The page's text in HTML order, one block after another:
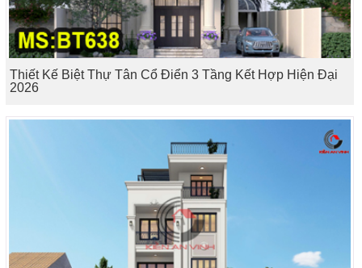
Thiết Kế Biệt Thự Tân Cổ Điển 3 Tầng Kết Hợp Hiện Đại
2026